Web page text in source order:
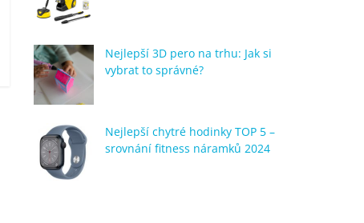
Nejlepší 3D pero na trhu: Jak si
vybrat to správné?
Nejlepší chytré hodinky TOP 5 –
srovnání fitness náramků 2024